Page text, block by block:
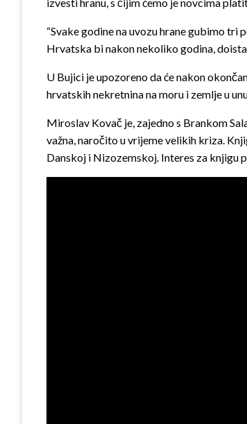
“Svake godine na uvozu hrane gubimo
Hrvatska bi nakon nekoliko godina,
U Bujici je upozoreno da će nakon
hrvatskih nekretnina na moru i zemlje u
Miroslav Kovač je, zajedno s Brankom
važna, naročito u vrijeme velikih kriza.
Danskoj i Nizozemskoj. Interes za knjigu